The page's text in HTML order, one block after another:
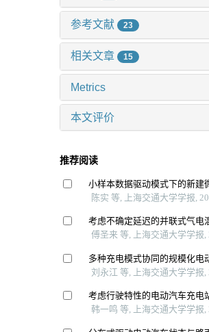
参考文献 23
相关文章 15
Metrics
本文评价